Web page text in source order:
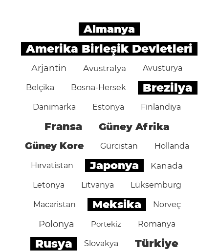
Almanya
Amerika Birleşik Devletleri
Arjantin Avustralya Avusturya
Belçika Bosna-Hersek Brezilya
Danimarka Estonya Finlandiya
Fransa Güney Afrika
Güney Kore Gürcistan Hollanda
Hırvatistan Japonya Kanada
Letonya Litvanya Lüksemburg
Macaristan Meksika Norveç
Polonya Portekiz Romanya
Rusya Slovakya Türkiye